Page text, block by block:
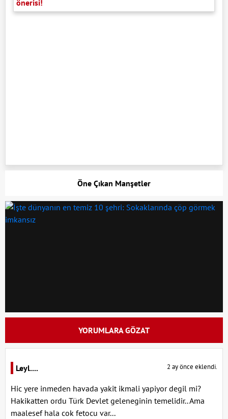
önerisi!
Öne Çıkan Manşetler
YORUMLARA GÖZAT
Leyl.... 2 ay önce eklendi.
Hic yere inmeden havada yakit ikmali yapiyor degil mi?
Hakikatten ordu Türk Devlet geleneginin temelidir.. Ama
maalesef hala cok fetocu var...